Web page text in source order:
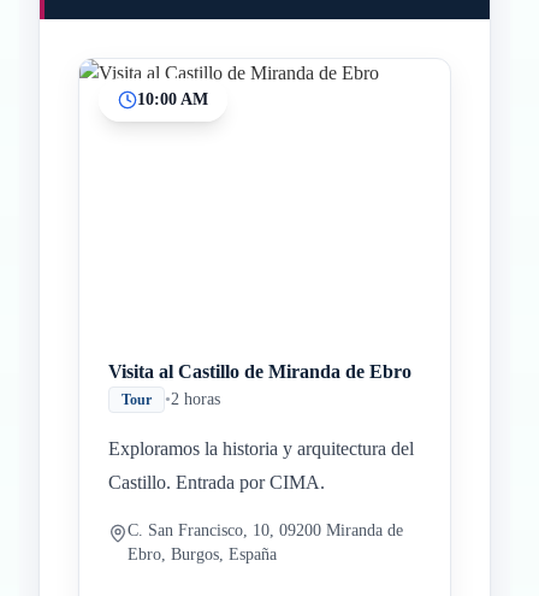
10:00 AM
Visita al Castillo de Miranda de Ebro
Tour •2 horas
Exploramos la historia y arquitectura del
Castillo. Entrada por CIMA.
C. San Francisco, 10, 09200 Miranda de
Ebro, Burgos, España